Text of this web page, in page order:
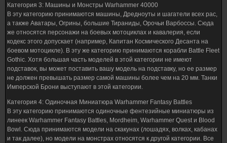
Категория 3: Машины и Монстры Warhammer 40000
В эту категорию принимаются машины, Дредноуты и шагатели всех рас,
а также Аватары, Огрины, большие Тираниды, Орочьи Варбоссы. Сюда
же относятся персонажи на боевых мотоциклах и кавалерия, если
кодекс этого допускает (например, Капитан Космического Десанта на
боевом мотоцикле). В эту же категорию принимаются корабли Battle Fleet
Gothic. Хотя большая часть моделей в этой категории не имеют
подставок, вы может поставить вашу модель на подставку, но ее размер
не должен превышать размер самой машины более чем на 20 мм. Танки
Имперской Брони выступают в этой категории.
Категория 4: Одиночная Миниатюра Warhammer Fantasy Battles
В эту категорию принимаются одиночные фентезийные миниатюры из
линеек Warhammer Fantasy Battles, Mordheim, Warhammer Quest и Blood
Bowl. Сюда принимаются модели на скакунах (лошадях, волках, кабанах
и так далее), но модели на монстрах относятся к другой категории. Все